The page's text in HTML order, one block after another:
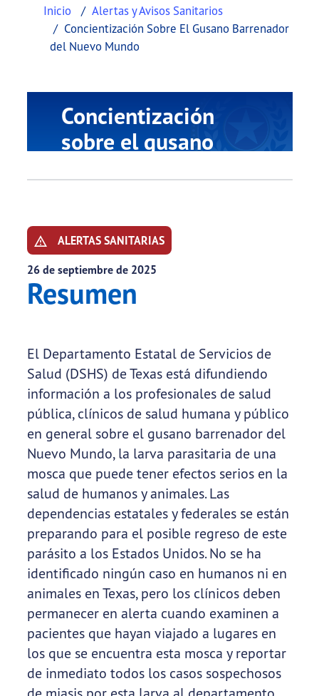
Inicio
Alertas y Avisos Sanitarios
Concientización Sobre El Gusano Barrenador
del Nuevo Mundo
Concientización
sobre el gusano
ALERTAS SANITARIAS
26 de septiembre de 2025
Resumen
El Departamento Estatal de Servicios de
Salud (DSHS) de Texas está difundiendo
información a los profesionales de salud
pública, clínicos de salud humana y público
en general sobre el gusano barrenador del
Nuevo Mundo, la larva parasitaria de una
mosca que puede tener efectos serios en la
salud de humanos y animales. Las
dependencias estatales y federales se están
preparando para el posible regreso de este
parásito a los Estados Unidos. No se ha
identificado ningún caso en humanos ni en
animales en Texas, pero los clínicos deben
permanecer en alerta cuando examinen a
pacientes que hayan viajado a lugares en
los que se encuentra esta mosca y reportar
de inmediato todos los casos sospechosos
de miasis por esta larva al departamento